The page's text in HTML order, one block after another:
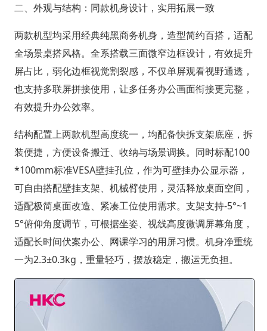
二、外观与结构：同款机身设计，实用拓展一致
两款机型均采用经典纯黑商务机身，造型简约百搭，适配
全场景桌搭风格。全系搭载三面微窄边框设计，有效提升
屏占比，弱化边框视觉割裂感，不仅单屏观看视野通透，
也支持多联屏拼接使用，让多任务办公画面衔接更完整，
有效提升办公效率。
结构配置上两款机型高度统一，均配备快拆支架底座，拆
装便捷，方便设备搬迁、收纳与场景调换。同时标配100
*100mm标准VESA壁挂孔位，作为可壁挂办公显示器，
可自由搭配壁挂支架、机械臂使用，灵活释放桌面空间，
适配极简桌面改造、紧凑工位使用需求。支架支持-5°~1
5°俯仰角度调节，可根据坐姿、视线高度微调屏幕角度，
适配长时间伏案办公、网课学习的用屏习惯。机身净重统
一为2.3±0.3kg，重量轻巧，摆放稳定，搬运无负担。